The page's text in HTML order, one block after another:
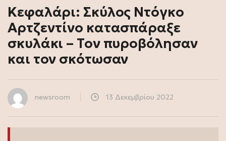
Κεφαλάρι: Σκύλος Ντόγκο
Αρτζεντίνο κατασπάραξε
σκυλάκι – Τον πυροβόλησαν
και τον σκότωσαν
newsroom 13 Δεκεμβρίου 2022